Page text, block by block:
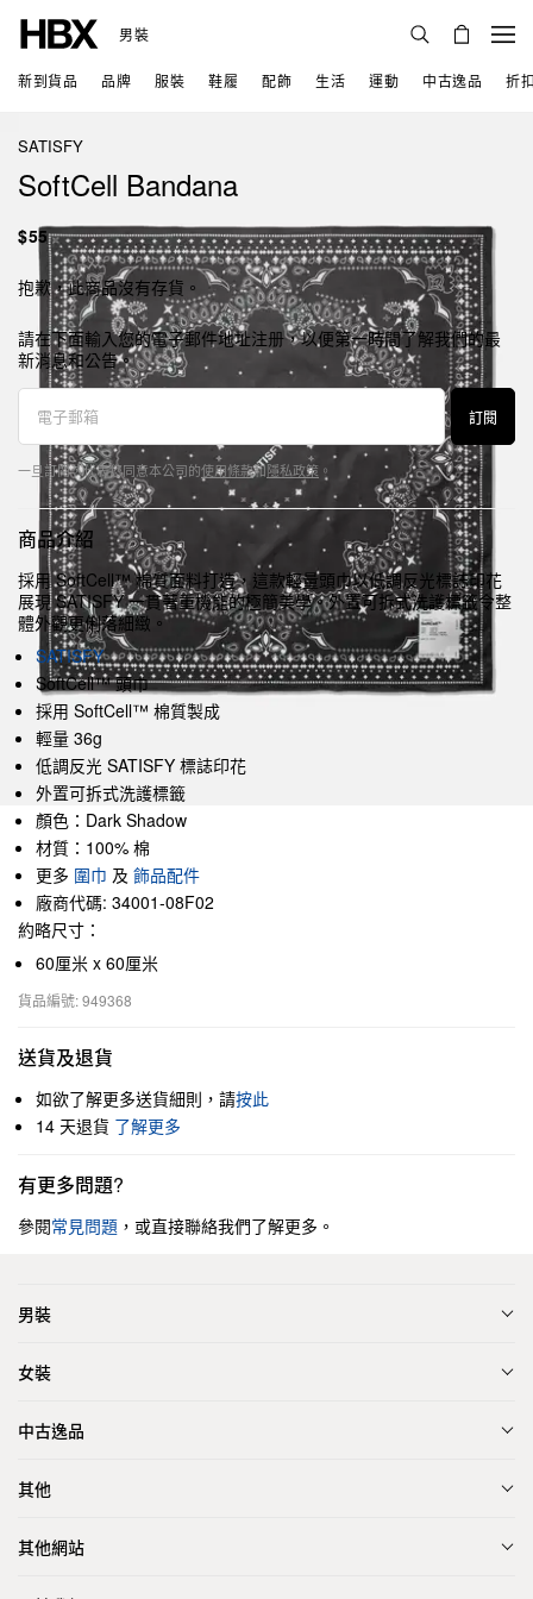
男裝
新到貨品 品牌 服裝 鞋履 配飾 生活 運動 中古逸品 折
SATISFY
SoftCell Bandana
$55
抱歉，此商品沒有存貨。
請在下面輸入您的電子郵件地址注册，以便第一時間了解我們的最
新消息和公告。
訂閱
一旦訂閱，代表您同意本公司的使用條款和隱私政策 。
商品介紹
採用 SoftCell™ 棉質面料打造，這款輕量頭巾以低調反光標誌印花
展現 SATISFY 一貫著重機能的極簡美學。外置可拆式洗護標籤令整
體外觀更俐落細緻。
SATISFY
SoftCell™ 頭巾
採用 SoftCell™ 棉質製成
輕量 36g
低調反光 SATISFY 標誌印花
外置可拆式洗護標籤
顏色：Dark Shadow
材質：100% 棉
更多 圍巾 及 飾品配件
廠商代碼: 34001-08F02
約略尺寸：
60厘米 x 60厘米
貨品編號: 949368
送貨及退貨
如欲了解更多送貨細則，請按此
14 天退貨 了解更多
有更多問題?
參閱常見問題 ，或直接聯絡我們了解更多。
男裝
女裝
中古逸品
其他
其他網站